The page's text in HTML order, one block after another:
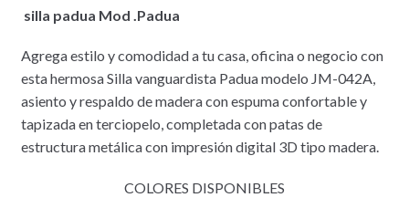
silla padua Mod .Padua
Agrega estilo y comodidad a tu casa, oficina o negocio con
esta hermosa Silla vanguardista Padua modelo JM-042A,
asiento y respaldo de madera con espuma confortable y
tapizada en terciopelo, completada con patas de
estructura metálica con impresión digital 3D tipo madera.
COLORES DISPONIBLES